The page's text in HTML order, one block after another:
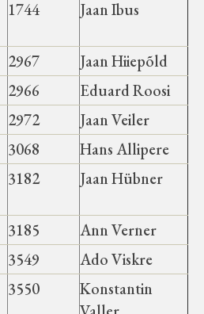
1744 Jaan Ibus
2967
Jaan Hiiepõld
2966
Eduard Roosi
2972
Jaan Veiler
3068
Hans Allipere
3182 Jaan Hübner
3185
Ann Verner
3549
Ado Viskre
3550
Konstantin